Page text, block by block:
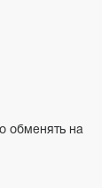
обменять на